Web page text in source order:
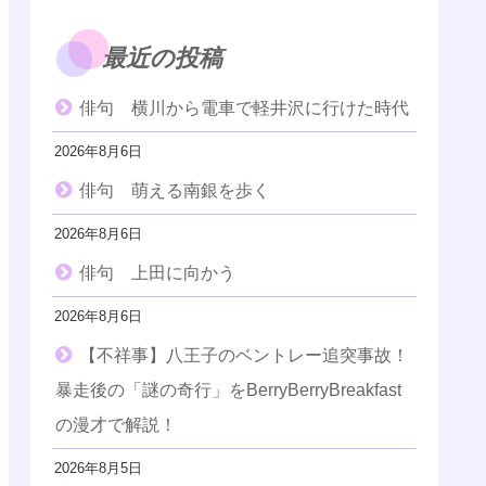
最近の投稿
俳句 横川から電車で軽井沢に行けた時代
2026年8月6日
俳句 萌える南銀を歩く
2026年8月6日
俳句 上田に向かう
2026年8月6日
【不祥事】八王子のベントレー追突事故！
暴走後の「謎の奇行」をBerryBerryBreakfast
の漫才で解説！
2026年8月5日